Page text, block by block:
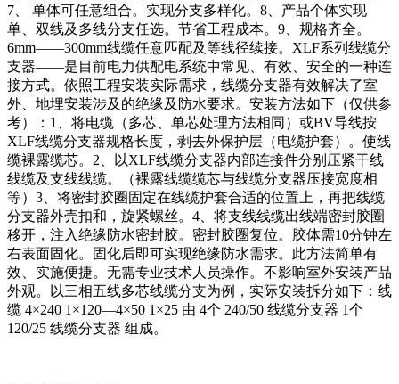
7、 单体可任意组合。实现分支多样化。8、产品个体实现
单、双线及多线分支任选。节省工程成本。9、规格齐全。
6mm——300mm线缆任意匹配及等线径续接。XLF系列线缆分
支器——是目前电力供配电系统中常见、有效、安全的一种连
接方式。依照工程安装实际需求，线缆分支器有效解决了室
外、地埋安装涉及的绝缘及防水要求。安装方法如下（仅供参
考）：1、将电缆（多芯、单芯处理方法相同）或BV导线按
XLF线缆分支器规格长度，剥去外保护层（电缆护套）。使线
缆裸露缆芯。2、以XLF线缆分支器内部连接件分别压紧干线
线缆及支线线缆。（裸露线缆缆芯与线缆分支器压接宽度相
等）3、将密封胶圈固定在线缆护套合适的位置上，再把线缆
分支器外壳扣和，旋紧螺丝。4、将支线线缆出线端密封胶圈
移开，注入绝缘防水密封胶。密封胶圈复位。胶体需10分钟左
右表面固化。固化后即可实现绝缘防水需求。此方法简单有
效、实施便捷。无需专业技术人员操作。不影响室外安装产品
外观。以三相五线多芯线缆分支为例，实际安装拆分如下：线
缆 4×240 1×120—4×50 1×25 由 4个 240/50 线缆分支器 1个
120/25 线缆分支器 组成。